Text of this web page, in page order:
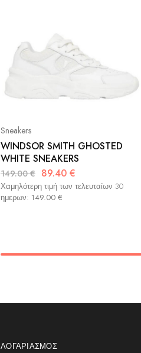
Sneakers
WINDSOR SMITH GHOSTED
WHITE SNEAKERS
149.00€ 89.40 €
Χαμηλότερη τιμή των τελευταίων 30
ημερων: 149.00 €
ΛΟΓΑΡΙΑΣΜΌΣ